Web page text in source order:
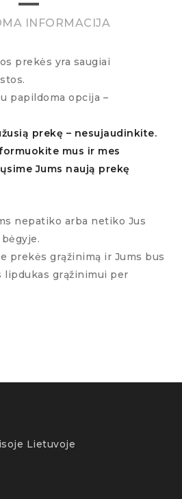
INFORMACIJA
prekės yra saugiai
papildoma opcija –
prekę – nesujaudinkite.
mus ir mes
Jums naują prekę
nepatiko arba netiko Jus
prekės grąžinimą ir Jums bus
lipdukas grąžinimui per
Lietuvoje